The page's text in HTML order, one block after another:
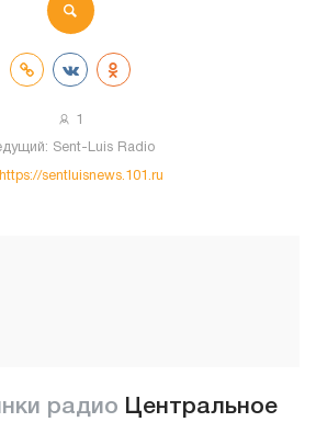
1
Sent-Luis Radio
https://sentluisnews.101.ru
радио Центральное